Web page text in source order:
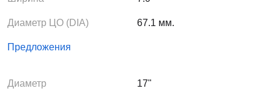
Диаметр ЦО (DIA) 67.1 мм.
Предложения
Диаметр 17"